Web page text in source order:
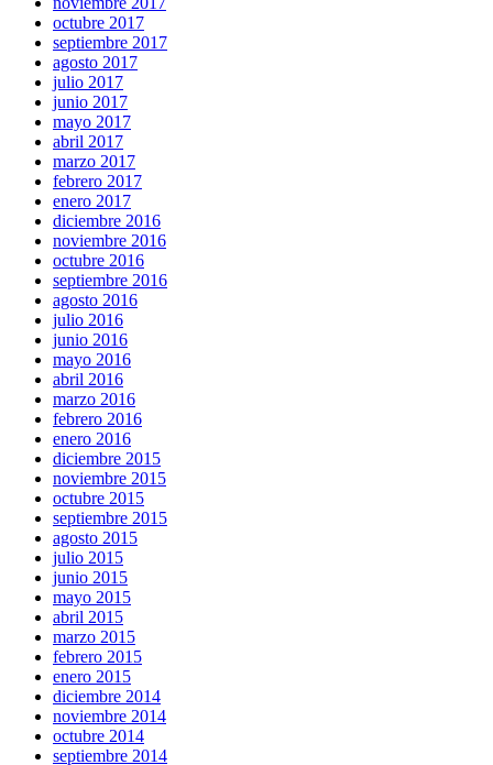
octubre 2017
septiembre 2017
agosto 2017
julio 2017
junio 2017
mayo 2017
abril 2017
marzo 2017
febrero 2017
enero 2017
diciembre 2016
noviembre 2016
octubre 2016
septiembre 2016
agosto 2016
julio 2016
junio 2016
mayo 2016
abril 2016
marzo 2016
febrero 2016
enero 2016
diciembre 2015
noviembre 2015
octubre 2015
septiembre 2015
agosto 2015
julio 2015
junio 2015
mayo 2015
abril 2015
marzo 2015
febrero 2015
enero 2015
diciembre 2014
noviembre 2014
octubre 2014
septiembre 2014